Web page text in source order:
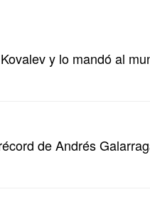
y lo mandó al
de Andrés